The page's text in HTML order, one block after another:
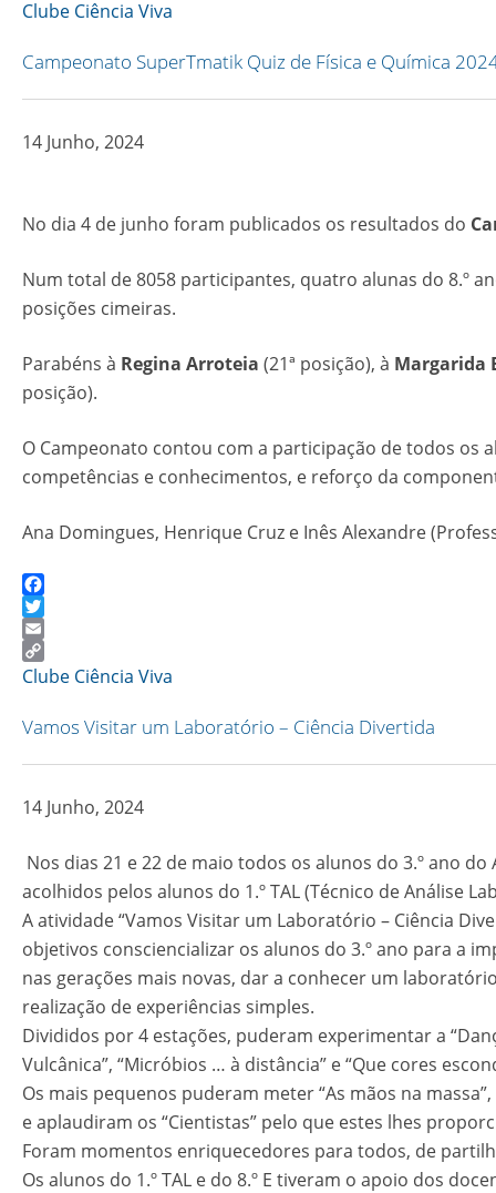
Copy
Clube Ciência Viva
Campeonato SuperTmatik Quiz de Física e Química
14 Junho, 2024
No dia 4 de junho foram publicados os resultados do
Num total de 8058 participantes, quatro alunas do 8.º
posições cimeiras.
Parabéns à Regina Arroteia (21ª posição), à Margarida
posição).
O Campeonato contou com a participação de todos os
competências e conhecimentos, e reforço da
Ana Domingues, Henrique Cruz e Inês Alexandre
Facebook
Twitter
Email
Copy
Clube Ciência Viva
Vamos Visitar um Laboratório – Ciência Divertida
14 Junho, 2024
Nos dias 21 e 22 de maio todos os alunos do 3.º ano
acolhidos pelos alunos do 1.º TAL (Técnico de Análise
A atividade “Vamos Visitar um Laboratório – Ciência
objetivos consciencializar os alunos do 3.º ano para a
nas gerações mais novas, dar a conhecer um
realização de experiências simples.
Divididos por 4 estações, puderam experimentar a
Vulcânica”, “Micróbios … à distância” e “Que cores
Os mais pequenos puderam meter “As mãos na
e aplaudiram os “Cientistas” pelo que estes lhes
Foram momentos enriquecedores para todos, de
Os alunos do 1.º TAL e do 8.º E tiveram o apoio dos